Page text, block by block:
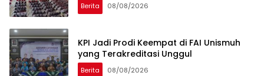
Berita 08/08/2026
KPI Jadi Prodi Keempat di FAI Unismuh
yang Terakreditasi Unggul
Berita 08/08/2026